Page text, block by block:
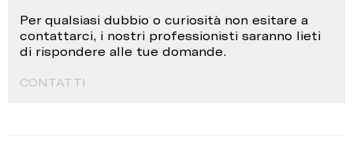
Per qualsiasi dubbio o curiosità non esitare a
contattarci, i nostri professionisti saranno lieti
di rispondere alle tue domande.
CONTATTI